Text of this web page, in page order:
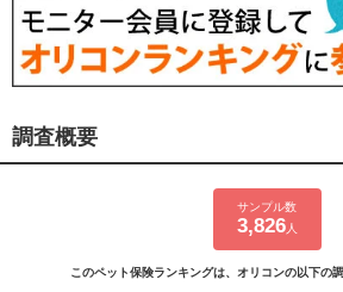
調査概要
サンプル数
3,826人
このペット保険ランキングは、オリコンの以下の